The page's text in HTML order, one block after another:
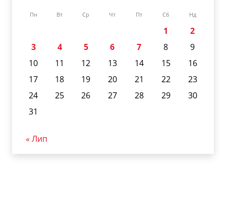
Пн Вт Ср Чт Пт Сб Нд
1
2
3
4 5 6 7 8
9
10
11 12 13 14 15
16
17
18 19 20 21 22
23
24
25 26 27 28 29
30
31
« Лип